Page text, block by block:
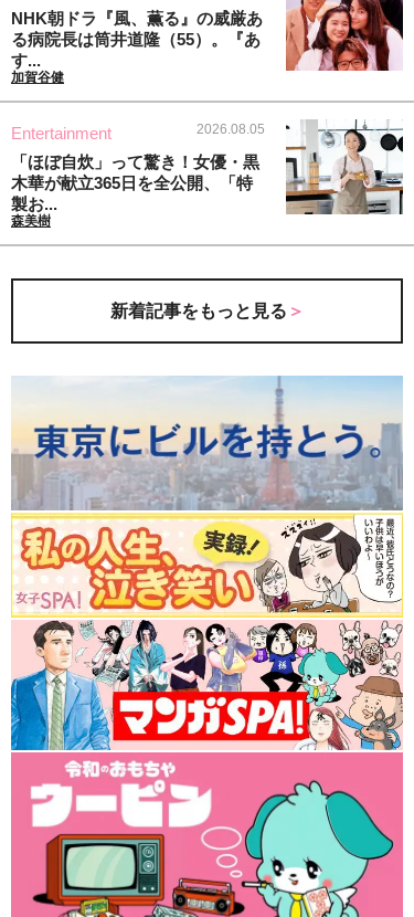
NHK朝ドラ『風、薫る』の威厳あ
る病院長は筒井道隆（55）。『あ
す...
加賀谷健
Entertainment 2026.08.05
「ほぼ自炊」って驚き！女優・黒
木華が献立365日を全公開、「特
製お...
森美樹
新着記事をもっと見る